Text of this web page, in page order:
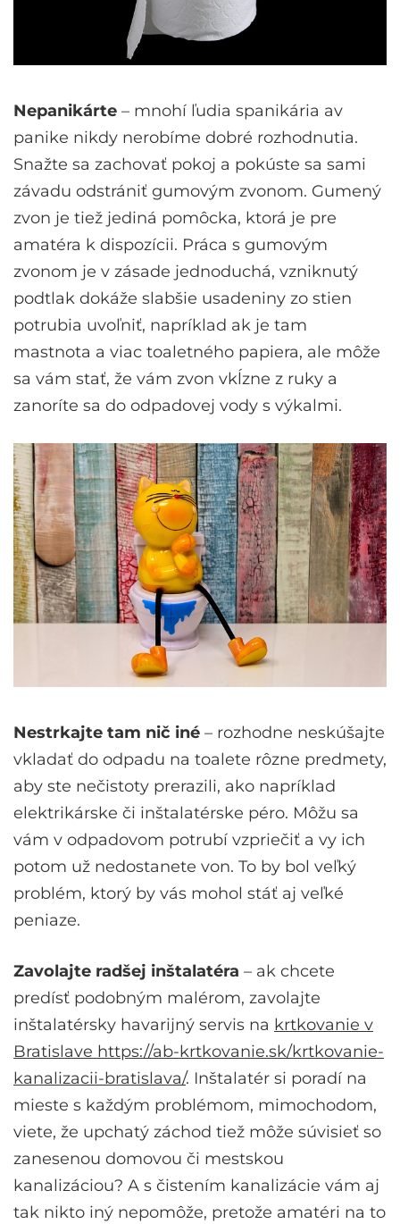
Nepanikárte – mnohí ľudia spanikária av
panike nikdy nerobíme dobré rozhodnutia.
Snažte sa zachovať pokoj a pokúste sa sami
závadu odstrániť gumovým zvonom. Gumený
zvon je tiež jediná pomôcka, ktorá je pre
amatéra k dispozícii. Práca s gumovým
zvonom je v zásade jednoduchá, vzniknutý
podtlak dokáže slabšie usadeniny zo stien
potrubia uvoľniť, napríklad ak je tam
mastnota a viac toaletného papiera, ale môže
sa vám stať, že vám zvon vkĺzne z ruky a
zanoríte sa do odpadovej vody s výkalmi.
Nestrkajte tam nič iné – rozhodne neskúšajte
vkladať do odpadu na toalete rôzne predmety,
aby ste nečistoty prerazili, ako napríklad
elektrikárske či inštalatérske péro. Môžu sa
vám v odpadovom potrubí vzpriečiť a vy ich
potom už nedostanete von. To by bol veľký
problém, ktorý by vás mohol stáť aj veľké
peniaze.
Zavolajte radšej inštalatéra – ak chcete
predísť podobným malérom, zavolajte
inštalatérsky havarijný servis na krtkovanie v
Bratislave https://ab-krtkovanie.sk/krtkovanie-
kanalizacii-bratislava/. Inštalatér si poradí na
mieste s každým problémom, mimochodom,
viete, že upchatý záchod tiež môže súvisieť so
zanesenou domovou či mestskou
kanalizáciou? A s čistením kanalizácie vám aj
tak nikto iný nepomôže, pretože amatéri na to